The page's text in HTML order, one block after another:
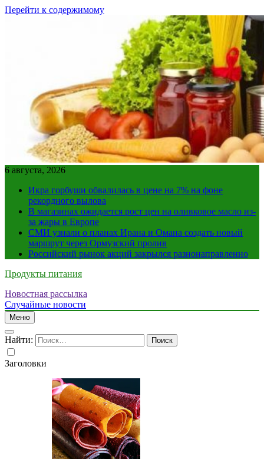
Перейти к содержимому
6 августа, 2026
Икра горбуши обвалилась в цене на 7% на фоне
рекордного вылова
В магазинах ожидается рост цен на оливковое масло из-
за жары в Европе
СМИ узнали о планах Ирана и Омана создать новый
маршрут через Ормузский пролив
Российский рынок акций закрылся разнонаправленно
Продукты питания
Новостная рассылка
Случайные новости
Меню
Найти:
Заголовки